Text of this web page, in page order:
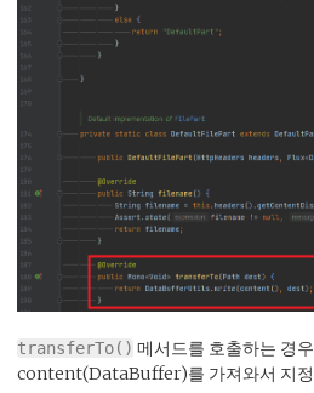
transferTo() 메서드를 호출하는 경
content(DataBuffer)를 가져와서 지